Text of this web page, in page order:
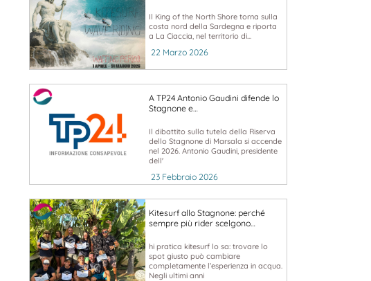
Il King of the North Shore torna sulla
costa nord della Sardegna e riporta
a La Ciaccia, nel territorio di...
22 Marzo 2026
A TP24 Antonio Gaudini difende lo
Stagnone e…
Il dibattito sulla tutela della Riserva
dello Stagnone di Marsala si accende
nel 2026. Antonio Gaudini, presidente
dell'
23 Febbraio 2026
Kitesurf allo Stagnone: perché
sempre più rider scelgono…
hi pratica kitesurf lo sa: trovare lo
spot giusto può cambiare
completamente l’esperienza in acqua.
Negli ultimi anni